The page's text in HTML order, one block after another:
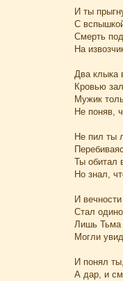
И ты
С
Смерть
На
Два клыка
Кровью
Мужик
Не поняв,
Не пил ты
Ты обитал
Но знал,
И
Стал
Лишь Тьма
Могли
И понял
А дар, и